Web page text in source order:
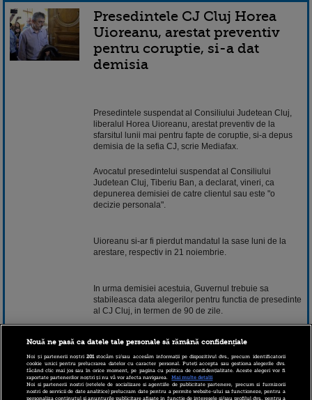
Presedintele CJ Cluj Horea
Uioreanu, arestat preventiv
pentru coruptie, si-a dat
demisia
Presedintele suspendat al Consiliului Judetean Cluj,
liberalul Horea Uioreanu, arestat preventiv de la
sfarsitul lunii mai pentru fapte de coruptie, si-a depus
demisia de la sefia CJ, scrie Mediafax.
Avocatul presedintelui suspendat al Consiliului
Judetean Cluj, Tiberiu Ban, a declarat, vineri, ca
depunerea demisiei de catre clientul sau este "o
decizie personala".
Uioreanu si-ar fi pierdut mandatul la sase luni de la
arestare, respectiv in 21 noiembrie.
In urma demisiei acestuia, Guvernul trebuie sa
stabileasca data alegerilor pentru functia de presedinte
al CJ Cluj, in termen de 90 de zile.
In 23 iunie, Horea Uioreanu, presedintele suspendat al
Consiliului Judetean Cluj, a fost trimis in judecata de
catre procurorii DNA, pentru trei infractiuni de luare de
mita, din care doua in forma continuata (10 acte
materiale, respectiv 7 acte materiale), fals in inscrisuri
Nouă ne pasă ca datele tale personale să rămână confidențiale
Noi și partenerii noștri201stocăm și/sau accesăm informații pe dispozitivul dvs., precum identificatorii
cookie unici pentru prelucrarea datelor cu caracter personal. Puteți accepta sau gestiona alegerile dvs.
făcând clic mai jos sau în orice moment, pe pagina cu politica de confidențialitate. Aceste alegeri vor fi
raportate partenerilor noștri și nu vă vor afecta navigarea.
Mai multe detalii
Noi si partenerii nostri (retelele de socializare si agentiile de publicitate partenere, precum si furnizorii
nostri de servicii de date analitice) prelucram date pentru a permite website-ului sa functioneze, pentru a
personaliza continutul si anunturile publicitare afisate in functie de interesele si/sau profilul dvs., pentru a